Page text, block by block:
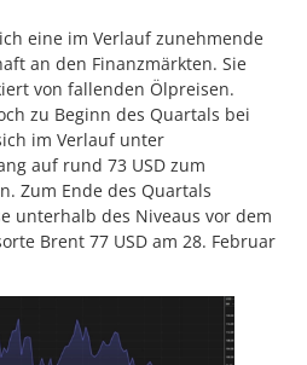
eine im Verlauf zunehmende
an den Finanzmärkten. Sie
von fallenden Ölpreisen.
zu Beginn des Quartals bei
im Verlauf unter
auf rund 73 USD zum
Zum Ende des Quartals
unterhalb des Niveaus vor dem
Brent 77 USD am 28. Februar